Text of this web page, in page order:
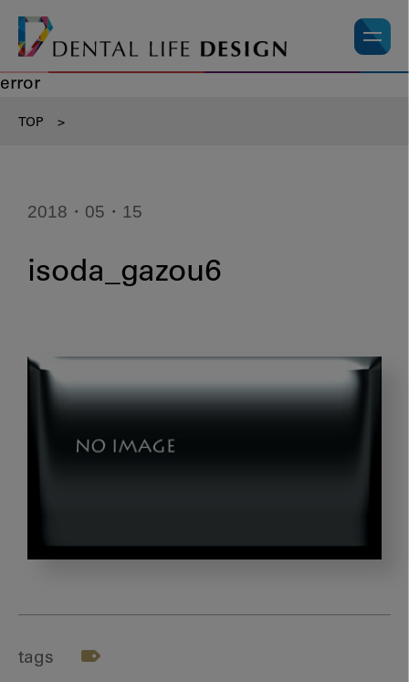
error
TOP >
2018・05・15
isoda_gazou6
tags